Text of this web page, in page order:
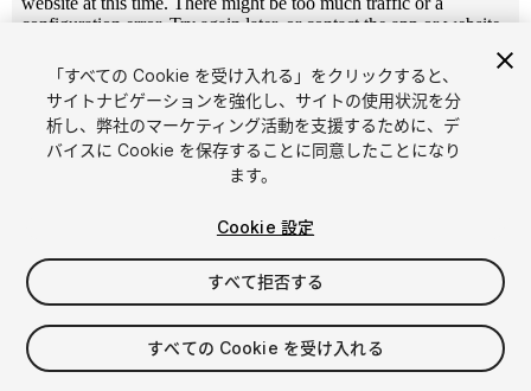
1 /6
$14.99
消費税は決済時に計算されます
「すべての Cookie を受け入れる」をクリックすると、
サイトナビゲーションを強化し、サイトの使用状況を分
析し、弊社のマーケティング活動を支援するために、デ
バイスに Cookie を保存することに同意したことになり
ます。
Cookie 設定
すべて拒否する
すべての Cookie を受け入れる